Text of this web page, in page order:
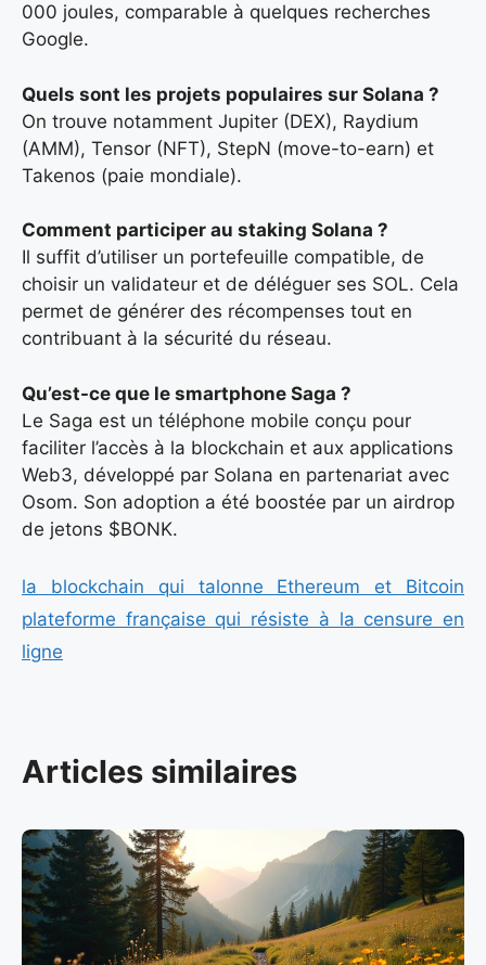
000 joules, comparable à quelques recherches
Google.
Quels sont les projets populaires sur Solana ?
On trouve notamment Jupiter (DEX), Raydium
(AMM), Tensor (NFT), StepN (move-to-earn) et
Takenos (paie mondiale).
Comment participer au staking Solana ?
Il suffit d’utiliser un portefeuille compatible, de
choisir un validateur et de déléguer ses SOL. Cela
permet de générer des récompenses tout en
contribuant à la sécurité du réseau.
Qu’est-ce que le smartphone Saga ?
Le Saga est un téléphone mobile conçu pour
faciliter l’accès à la blockchain et aux applications
Web3, développé par Solana en partenariat avec
Osom. Son adoption a été boostée par un airdrop
de jetons $BONK.
la blockchain qui talonne Ethereum et Bitcoin
plateforme française qui résiste à la censure en
ligne
Articles similaires